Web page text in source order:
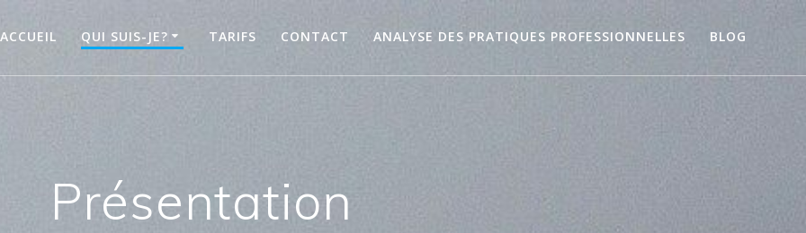
ACCUEIL QUI SUIS-JE? TARIFS CONTACT ANALYSE DES PRATIQUES PROFESSIONNELLES BLOG
Présentation